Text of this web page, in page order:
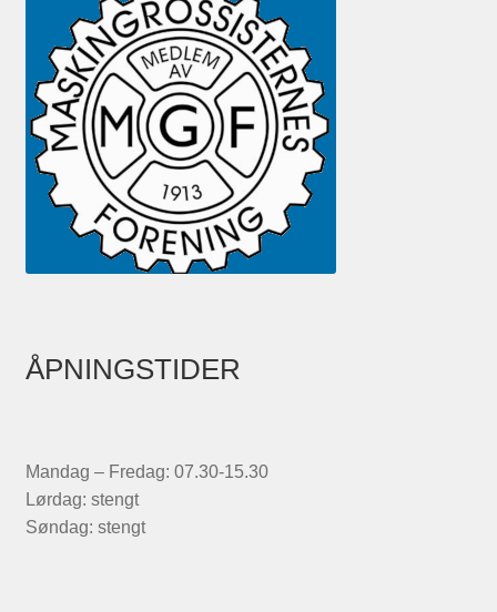
ÅPNINGSTIDER
Mandag – Fredag: 07.30-15.30
Lørdag: stengt
Søndag: stengt